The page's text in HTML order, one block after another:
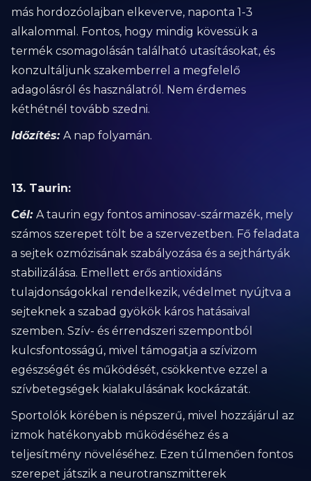
más hordozóolajban elkeverve, naponta 1-3
alkalommal. Fontos, hogy mindig kövessük a
termék csomagolásán található utasításokat, és
konzultáljunk szakemberrel a megfelelő
adagolásról és használatról. Nem érdemes
kéthétnél tovább szedni.
Időzítés: A nap folyamán.
13. Taurin:
Cél: A taurin egy fontos aminosav-származék, mely
számos szerepet tölt be a szervezetben. Fő feladata
a sejtek ozmózisának szabályozása és a sejthártyák
stabilizálása. Emellett erős antioxidáns
tulajdonságokkal rendelkezik, védelmet nyújtva a
sejteknek a szabad gyökök káros hatásaival
szemben. Szív- és érrendszeri szempontból
kulcsfontosságú, mivel támogatja a szívizom
egészségét és működését, csökkentve ezzel a
szívbetegségek kialakulásának kockázatát.
Sportolók körében is népszerű, mivel hozzájárul az
izmok hatékonyabb működéséhez és a
teljesítmény növeléséhez. Ezen túlmenően fontos
szerepet játszik a neurotranszmitterek